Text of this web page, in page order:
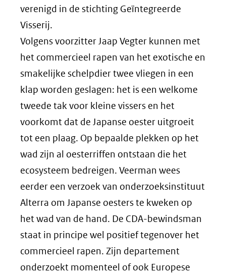
verenigd in de stichting Geïntegreerde
Visserij.
Volgens voorzitter Jaap Vegter kunnen met
het commercieel rapen van het exotische en
smakelijke schelpdier twee vliegen in een
klap worden geslagen: het is een welkome
tweede tak voor kleine vissers en het
voorkomt dat de Japanse oester uitgroeit
tot een plaag. Op bepaalde plekken op het
wad zijn al oesterriffen ontstaan die het
ecosysteem bedreigen. Veerman wees
eerder een verzoek van onderzoeksinstituut
Alterra om Japanse oesters te kweken op
het wad van de hand. De CDA-bewindsman
staat in principe wel positief tegenover het
commercieel rapen. Zijn departement
onderzoekt momenteel of ook Europese